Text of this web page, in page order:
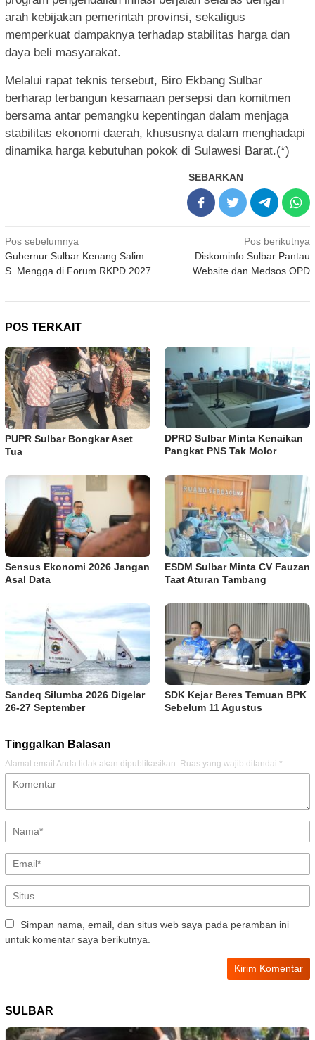
arah kebijakan pemerintah provinsi, sekaligus
memperkuat dampaknya terhadap stabilitas harga dan
daya beli masyarakat.
Melalui rapat teknis tersebut, Biro Ekbang Sulbar
berharap terbangun kesamaan persepsi dan komitmen
bersama antar pemangku kepentingan dalam menjaga
stabilitas ekonomi daerah, khususnya dalam menghadapi
dinamika harga kebutuhan pokok di Sulawesi Barat.(*)
SEBARKAN
Navigasi
pos
Pos sebelumnya
Gubernur Sulbar Kenang Salim
S. Mengga di Forum RKPD 2027
Pos berikutnya
Diskominfo Sulbar Pantau
Website dan Medsos OPD
POS TERKAIT
PUPR Sulbar Bongkar Aset
Tua
DPRD Sulbar Minta Kenaikan
Pangkat PNS Tak Molor
Sensus Ekonomi 2026 Jangan
Asal Data
ESDM Sulbar Minta CV Fauzan
Taat Aturan Tambang
Sandeq Silumba 2026 Digelar
26-27 September
SDK Kejar Beres Temuan BPK
Sebelum 11 Agustus
Tinggalkan Balasan
Alamat email Anda tidak akan dipublikasikan. Ruas yang wajib ditandai *
Simpan nama, email, dan situs web saya pada peramban ini
untuk komentar saya berikutnya.
SULBAR